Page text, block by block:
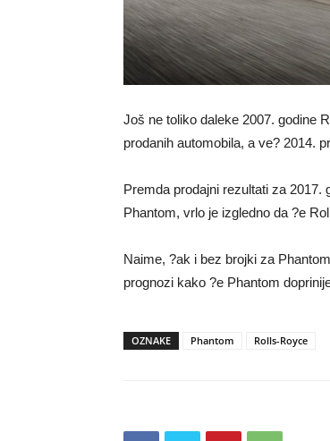
Još ne toliko daleke 2007. godine
prodanih automobila, a ve? 2014.
Premda prodajni rezultati za 2017.
Phantom, vrlo je izgledno da ?e
Naime, ?ak i bez brojki za
prognozi kako ?e Phantom
OZNAKE Phantom Rolls-Royce